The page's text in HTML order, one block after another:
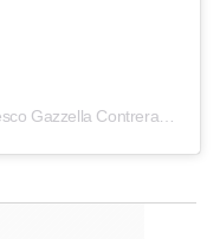
Una publicación compartida de Francesco Gazzella Contreras (@francesco_gazzella)